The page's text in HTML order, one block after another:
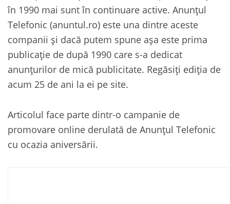
în 1990 mai sunt în continuare active. Anunțul
Telefonic (anuntul.ro) este una dintre aceste
companii și dacă putem spune așa este prima
publicație de după 1990 care s-a dedicat
anunțurilor de mică publicitate. Regăsiți ediția de
acum 25 de ani la ei pe site.
Articolul face parte dintr-o campanie de
promovare online derulată de Anunțul Telefonic
cu ocazia aniversării.